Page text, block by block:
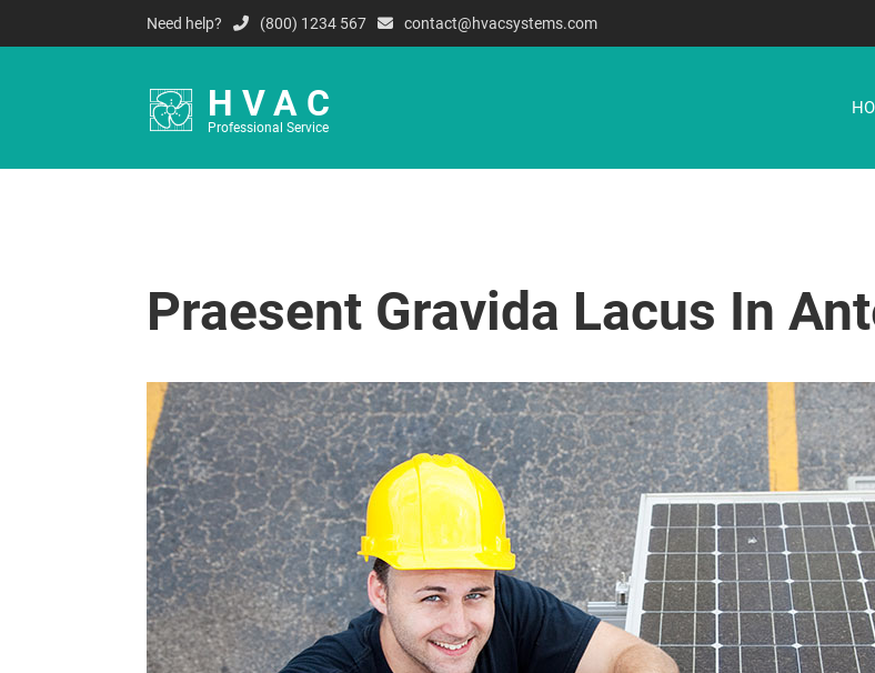
Need help? (800) 1234 567 contact@hvacsystems.com
HVAC
Professional Service
Praesent Gravida Lacus In